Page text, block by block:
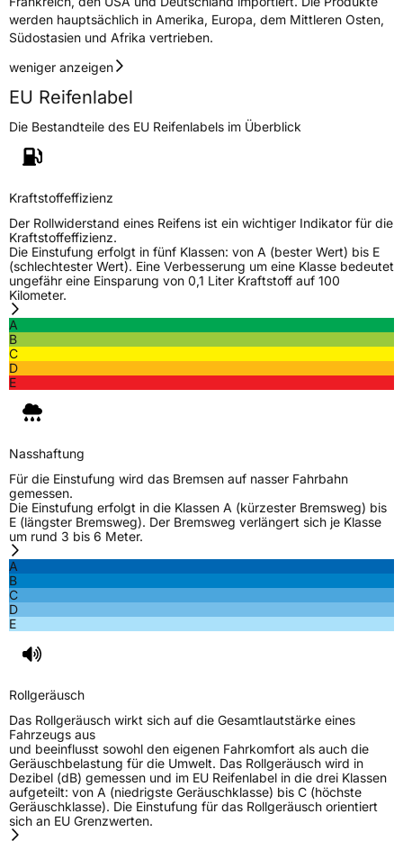
Rollgeräusch (Klasse)A
3PMSF / Schneeflockensymbol / Alpine-Symbol
EisgripNein
EPREL ID607818
Allgemeine Produktsicherheit (GPSR)
Herstellerkontakt
werden hauptsächlich in Amerika, Europa, dem Mittleren Osten,
Südostasien und Afrika vertrieben.
weniger anzeigen
EU Reifenlabel
Die Bestandteile des EU Reifenlabels im Überblick
Kraftstoffeffizienz
Der Rollwiderstand eines Reifens ist ein wichtiger Indikator für die
Kraftstoffeffizienz.
Die Einstufung erfolgt in fünf Klassen: von A (bester Wert) bis E
(schlechtester Wert). Eine Verbesserung um eine Klasse bedeutet
ungefähr eine Einsparung von 0,1 Liter Kraftstoff auf 100
Kilometer.
A
B
C
D
E
Nasshaftung
Für die Einstufung wird das Bremsen auf nasser Fahrbahn
gemessen.
Die Einstufung erfolgt in die Klassen A (kürzester Bremsweg) bis
E (längster Bremsweg). Der Bremsweg verlängert sich je Klasse
um rund 3 bis 6 Meter.
A
B
C
D
E
Rollgeräusch
Das Rollgeräusch wirkt sich auf die Gesamtlautstärke eines
Fahrzeugs aus
und beeinflusst sowohl den eigenen Fahrkomfort als auch die
Geräuschbelastung für die Umwelt. Das Rollgeräusch wird in
Dezibel (dB) gemessen und im EU Reifenlabel in die drei Klassen
aufgeteilt: von A (niedrigste Geräuschklasse) bis C (höchste
Geräuschklasse). Die Einstufung für das Rollgeräusch orientiert
sich an EU Grenzwerten.